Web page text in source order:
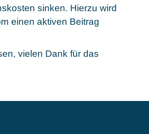
sinken. Hierzu wird
einen aktiven Beitrag
vielen Dank für das